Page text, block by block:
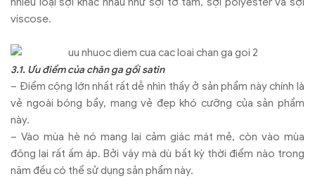
viscose.
3.1. Ưu điểm của chăn ga gối satin
– Điểm cộng lớn nhất rất dễ nhìn thấy ở sản phẩm này chính là
vẻ ngoài bóng bẩy, mang vẻ đẹp khó cưỡng của sản phẩm
này.
– Vào mùa hè nó mang lại cảm giác mát mẻ, còn vào mùa
đông lại rất ấm áp. Bởi vậy mà dù bất kỳ thời điểm nào trong
năm đều có thể sử dụng sản phẩm này.